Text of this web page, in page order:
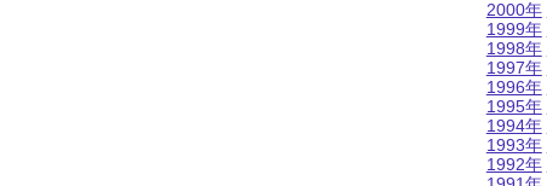
2000年
1999年
1998年
1997年
1996年
1995年
1994年
1993年
1992年